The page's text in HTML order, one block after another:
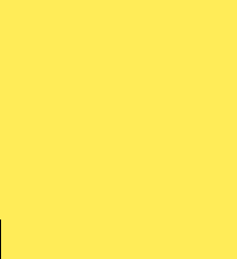
1967) trat 1990
1 bei und war bis 2002